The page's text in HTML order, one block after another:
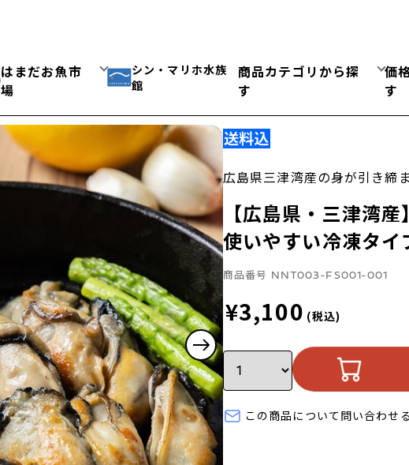
はまだお魚市
場
シン・マリホ水族
館
商品カテゴリから探
す
価
す
広島県三津湾産の身が引き締
【広島県・三津湾
使いやすい冷凍タイ
商品番号 NNT003-FS001-001
¥3,100 (税込)
この商品について問い合わせ